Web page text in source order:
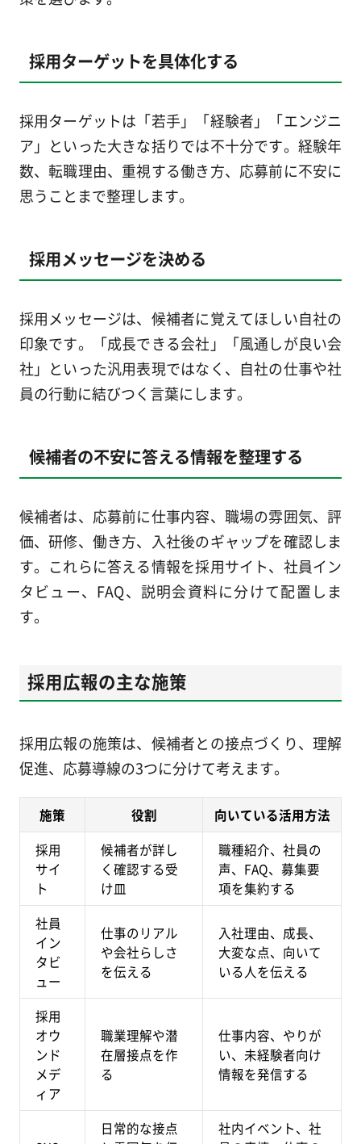
採用ターゲットを具体化する
採用ターゲットは「若手」「経験者」「エンジニ
ア」といった大きな括りでは不十分です。経験年
数、転職理由、重視する働き方、応募前に不安に
思うことまで整理します。
採用メッセージを決める
採用メッセージは、候補者に覚えてほしい自社の
印象です。「成長できる会社」「風通しが良い会
社」といった汎用表現ではなく、自社の仕事や社
員の行動に結びつく言葉にします。
候補者の不安に答える情報を整理する
候補者は、応募前に仕事内容、職場の雰囲気、評
価、研修、働き方、入社後のギャップを確認しま
す。これらに答える情報を採用サイト、社員イン
タビュー、FAQ、説明会資料に分けて配置しま
す。
採用広報の主な施策
採用広報の施策は、候補者との接点づくり、理解
促進、応募導線の3つに分けて考えます。
施策 役割
向いている活用方法
採用
サイ
ト
候補者が詳し
く確認する受
け皿
職種紹介、社員の
声、FAQ、募集要
項を集約する
社員
イン
タビ
ュー
仕事のリアル
や会社らしさ
を伝える
入社理由、成長、
大変な点、向いて
いる人を伝える
採用
オウ
ンド
メデ
ィア
職業理解や潜
在層接点を作
る
仕事内容、やりが
い、未経験者向け
情報を発信する
日常的な接点
社内イベント、社